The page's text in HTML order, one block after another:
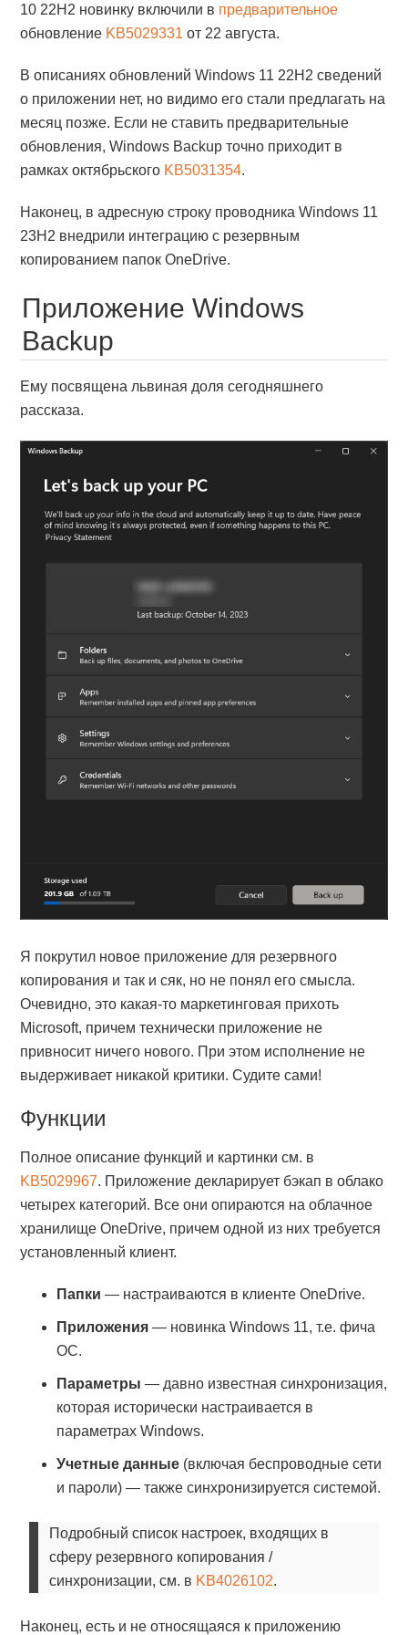
10 22H2 новинку включили в предварительное
обновление KB5029331 от 22 августа.
В описаниях обновлений Windows 11 22H2 сведений
о приложении нет, но видимо его стали предлагать на
месяц позже. Если не ставить предварительные
обновления, Windows Backup точно приходит в
рамках октябрьского KB5031354.
Наконец, в адресную строку проводника Windows 11
23H2 внедрили интеграцию с резервным
копированием папок OneDrive.
Приложение Windows
Backup
Ему посвящена львиная доля сегодняшнего
рассказа.
Я покрутил новое приложение для резервного
копирования и так и сяк, но не понял его смысла.
Очевидно, это какая-то маркетинговая прихоть
Microsoft, причем технически приложение не
привносит ничего нового. При этом исполнение не
выдерживает никакой критики. Судите сами!
Функции
Полное описание функций и картинки см. в
KB5029967. Приложение декларирует бэкап в облако
четырех категорий. Все они опираются на облачное
хранилище OneDrive, причем одной из них требуется
установленный клиент.
Папки — настраиваются в клиенте OneDrive.
Приложения — новинка Windows 11, т.е. фича
ОС.
Параметры — давно известная синхронизация,
которая исторически настраивается в
параметрах Windows.
Учетные данные (включая беспроводные сети
и пароли) — также синхронизируется системой.
Подробный список настроек, входящих в
сферу резервного копирования /
синхронизации, см. в KB4026102.
Наконец, есть и не относящаяся к приложению